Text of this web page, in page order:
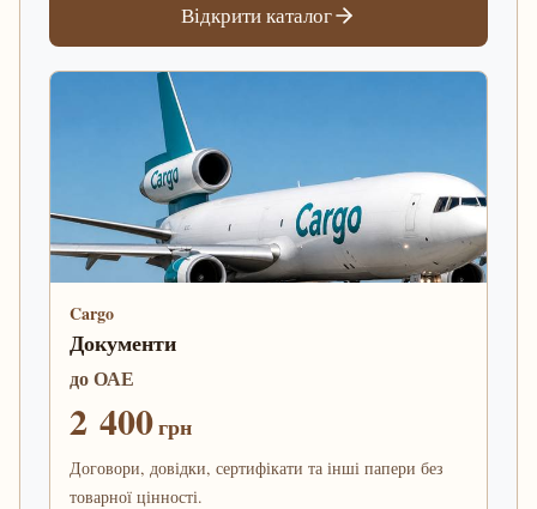
Відкрити каталог
Cargo
Документи
до ОАЕ
2 400грн
Договори, довідки, сертифікати та інші папери без
товарної цінності.